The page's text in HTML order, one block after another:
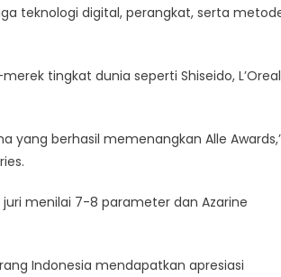
teknologi digital, perangkat, serta
tingkat dunia seperti Shiseido,
yang berhasil memenangkan Alle
menilai 7-8 parameter dan Azarine
Indonesia mendapatkan apresiasi